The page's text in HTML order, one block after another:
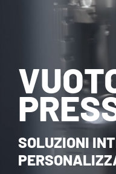
SOLUZIONI